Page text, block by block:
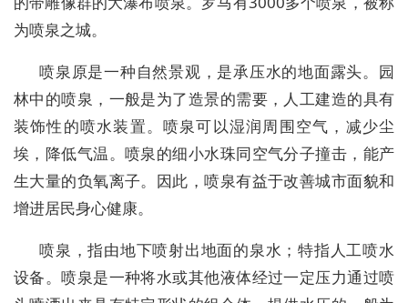
为喷泉之城。
喷泉原是一种自然景观，是承压水的地面露头。园
林中的喷泉，一般是为了造景的需要，人工建造的具有
装饰性的喷水装置。喷泉可以湿润周围空气，减少尘
埃，降低气温。喷泉的细小水珠同空气分子撞击，能产
生大量的负氧离子。因此，喷泉有益于改善城市面貌和
增进居民身心健康。
喷泉，指由地下喷射出地面的泉水；特指人工喷水
设备。喷泉是一种将水或其他液体经过一定压力通过喷